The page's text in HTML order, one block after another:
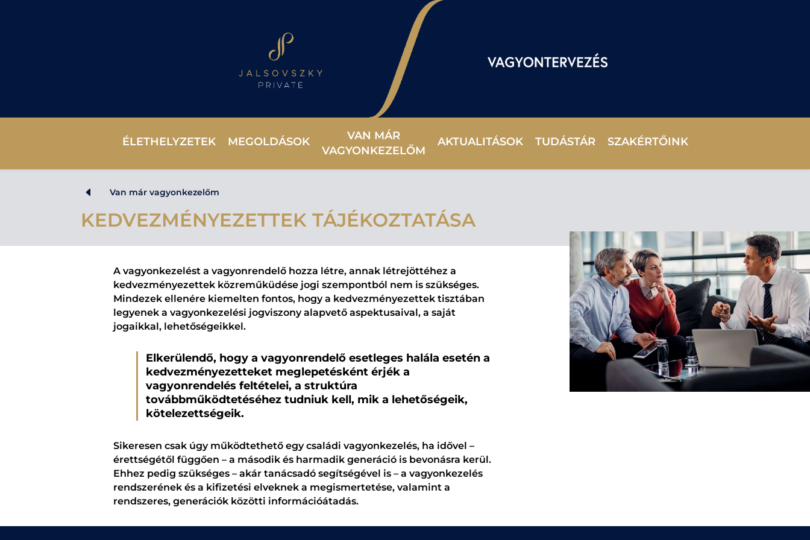
ÉLETHELYZETEK MEGOLDÁSOK
VAN MÁR
VAGYONKEZELŐM
AKTUALITÁSOK TUDÁSTÁR SZAKÉRTŐINK
D Van már vagyonkezelőm
KEDVEZMÉNYEZETTEK TÁJÉKOZTATÁSA
A vagyonkezelést a vagyonrendelő hozza létre, annak létrejöttéhez a
kedvezményezettek közreműküdése jogi szempontból nem is szükséges.
Mindezek ellenére kiemelten fontos, hogy a kedvezményezettek tisztában
legyenek a vagyonkezelési jogviszony alapvető aspektusaival, a saját
jogaikkal, lehetőségeikkel.
Elkerülendő, hogy a vagyonrendelő esetleges halála esetén a
kedvezményezetteket meglepetésként érjék a
vagyonrendelés feltételei, a struktúra
továbbműködtetéséhez tudniuk kell, mik a lehetőségeik,
kötelezettségeik.
Sikeresen csak úgy működtethető egy családi vagyonkezelés, ha idővel –
érettségétől függően – a második és harmadik generáció is bevonásra kerül.
Ehhez pedig szükséges – akár tanácsadó segítségével is – a vagyonkezelés
rendszerének és a kifizetési elveknek a megismertetése, valamint a
rendszeres, generációk közötti információátadás.